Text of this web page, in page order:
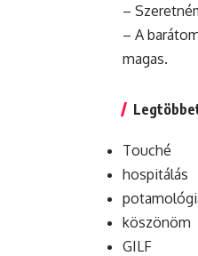
–
– A
magas.
Touché
hospitálás
köszönöm
GILF